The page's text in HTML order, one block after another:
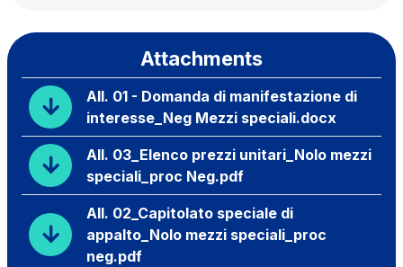
Attachments
All. 01 - Domanda di manifestazione di
interesse_Neg Mezzi speciali.docx
All. 03_Elenco prezzi unitari_Nolo mezzi
speciali_proc Neg.pdf
All. 02_Capitolato speciale di
appalto_Nolo mezzi speciali_proc
neg.pdf